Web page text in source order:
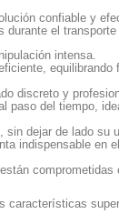
confiable y
el transporte
intensa.
equilibrando
discreto y
paso del tiempo,
dejar de lado su
indispensable en
comprometidas
características